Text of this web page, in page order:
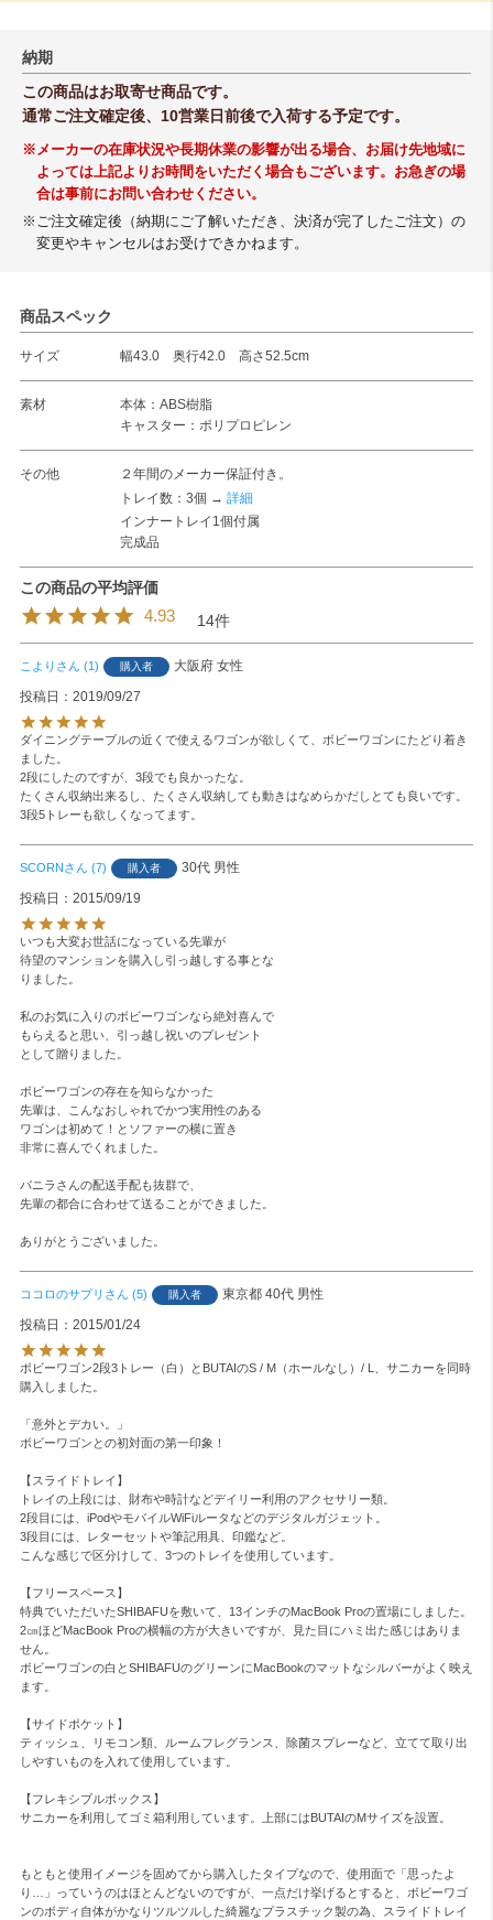
納期
この商品はお取寄せ商品です。
通常ご注文確定後、10営業日前後で入荷する予定です。
※メーカーの在庫状況や長期休業の影響が出る場合、お届け先地域に
よっては上記よりお時間をいただく場合もございます。お急ぎの場
合は事前にお問い合わせください。
※ご注文確定後（納期にご了解いただき、決済が完了したご注文）の
変更やキャンセルはお受けできかねます。
商品スペック
サイズ 幅43.0 奥行42.0 高さ52.5cm
素材
本体：ABS樹脂
キャスター：ポリプロピレン
その他
２年間のメーカー保証付き。
トレイ数：3個 → 詳細
インナートレイ1個付属
完成品
4.93 14
こより 1 購入者 大阪府 女性
投稿日
2019/09/27
ダイニングテーブルの近くで使えるワゴンが欲しくて、ボビーワゴンにたどり着き
ました。
2段にしたのですが、3段でも良かったな。
たくさん収納出来るし、たくさん収納しても動きはなめらかだしとても良いです。
3段5トレーも欲しくなってます。
SCORN 7 購入者 30代 男性
投稿日
2015/09/19
いつも大変お世話になっている先輩が
待望のマンションを購入し引っ越しする事とな
りました。
私のお気に入りのボビーワゴンなら絶対喜んで
もらえると思い、引っ越し祝いのプレゼント
として贈りました。
ボビーワゴンの存在を知らなかった
先輩は、こんなおしゃれでかつ実用性のある
ワゴンは初めて！とソファーの横に置き
非常に喜んでくれました。
バニラさんの配送手配も抜群で、
先輩の都合に合わせて送ることができました。
ありがとうございました。
ココロのサプリ 5 購入者 東京都 40代 男性
投稿日
2015/01/24
ボビーワゴン2段3トレー（白）とBUTAIのS / M（ホールなし）/ L、サニカーを同時
購入しました。
「意外とデカい。」
ボビーワゴンとの初対面の第一印象！
【スライドトレイ】
トレイの上段には、財布や時計などデイリー利用のアクセサリー類。
2段目には、iPodやモバイルWiFiルータなどのデジタルガジェット。
3段目には、レターセットや筆記用具、印鑑など。
こんな感じで区分けして、3つのトレイを使用しています。
【フリースペース】
特典でいただいたSHIBAFUを敷いて、13インチのMacBook Proの置場にしました。
2㎝ほどMacBook Proの横幅の方が大きいですが、見た目にハミ出た感じはありま
せん。
ボビーワゴンの白とSHIBAFUのグリーンにMacBookのマットなシルバーがよく映え
ます。
【サイドポケット】
ティッシュ、リモコン類、ルームフレグランス、除菌スプレーなど、立てて取り出
しやすいものを入れて使用しています。
【フレキシブルボックス】
サニカーを利用してゴミ箱利用しています。上部にはBUTAIのMサイズを設置。
もともと使用イメージを固めてから購入したタイプなので、使用面で「思ったよ
り…」っていうのはほとんどないのですが、一点だけ挙げるとすると、ボビーワゴ
ンのボディ自体がかなりツルツルした綺麗なプラスチック製の為、スライドトレイ